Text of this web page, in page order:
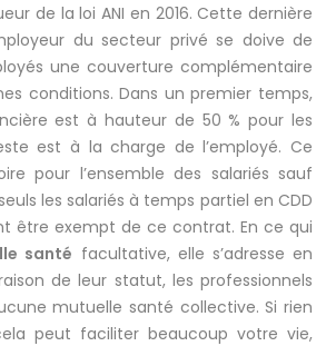
de la loi ANI en 2016. Cette dernière
du secteur privé se doive de
une couverture complémentaire
conditions. Dans un premier temps,
est à hauteur de 50 % pour les
est à la charge de l’employé. Ce
pour l’ensemble des salariés sauf
les salariés à temps partiel en CDD
être exempt de ce contrat. En ce qui
santé facultative, elle s’adresse en
de leur statut, les professionnels
mutuelle santé collective. Si rien
peut faciliter beaucoup votre vie,